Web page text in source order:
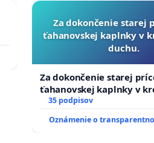
Za dokončenie starej
ťahanovskej kaplnky v
duchu.
Za dokončenie starej
ťahanovskej kaplnky v
duchu.
35 podpisov
Oznámenie o